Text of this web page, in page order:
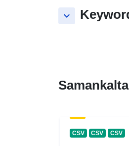
keyboard_arrow_down
CSV CSV CSV